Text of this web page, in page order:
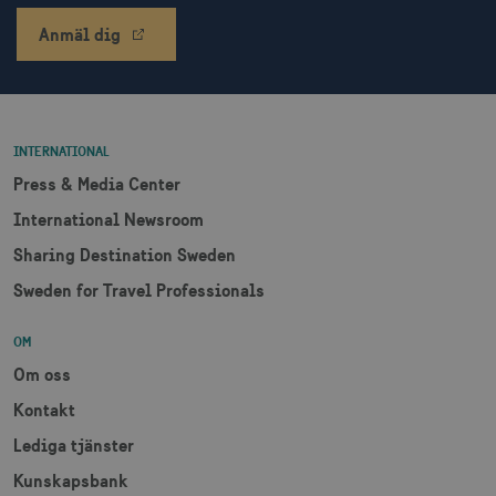
Anmäl dig
INTERNATIONAL
Press & Media Center
International Newsroom
Sharing Destination Sweden
Sweden for Travel Professionals
OM
Om oss
Kontakt
Lediga tjänster
Kunskapsbank
användas ordentligt utan strikt nödvändiga
receive-cookie-